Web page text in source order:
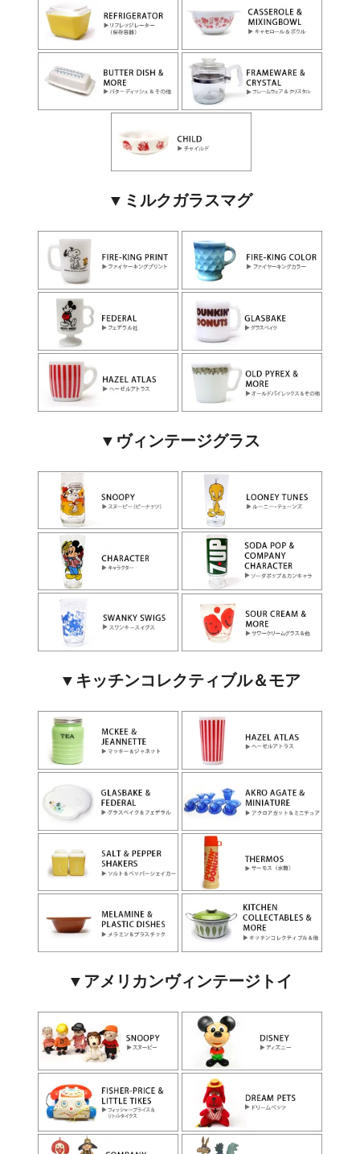
▼ミルクガラスマグ
▼ヴィンテージグラス
▼キッチンコレクティブル＆モア
▼アメリカンヴィンテージトイ